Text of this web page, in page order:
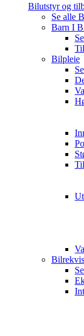
Bilutstyr og
Se alle
Barn I
Bilpleie